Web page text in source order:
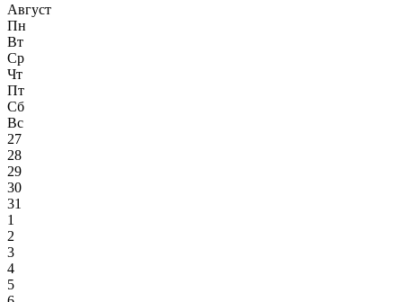
Август
Пн
Вт
Ср
Чт
Пт
Сб
Вс
27
28
29
30
31
1
2
3
4
5